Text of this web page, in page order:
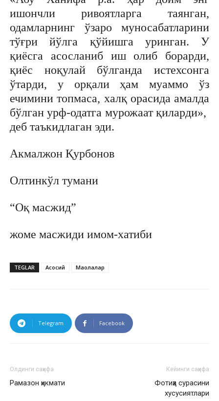
ишончли ривоятларга таянган,
одамларнинг ўзаро муносабатларини
тўғри йўлга қўйишга уринган. У
қиёсга асосланиб иш олиб борарди,
қиёс ноқулай бўлганда истехсонга
ўтарди, у орқали ҳам муаммо ўз
ечимини топмаса, халқ орасида амалда
бўлган урф-одатга мурожаат қиларди»,
деб таъкидлаган эди.
Акмалжон Қурбонов
Олтинкўл тумани
“Оқ масжид”
жоме масжиди имом-хатиби
TEGLAR Асосий Мақолалар
Telegram Facebook
Олдинги саҳифа
Рамазон ҳикмати
Кейинги саҳифа
Фотиҳа сурасини
хусусиятлари